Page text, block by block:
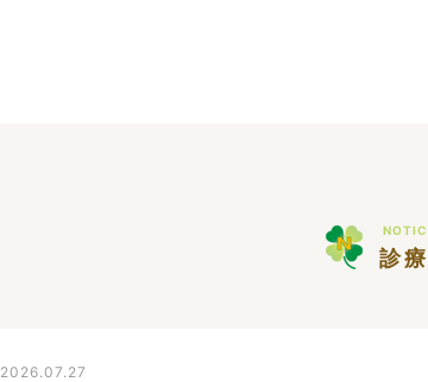
診
2026.07.27